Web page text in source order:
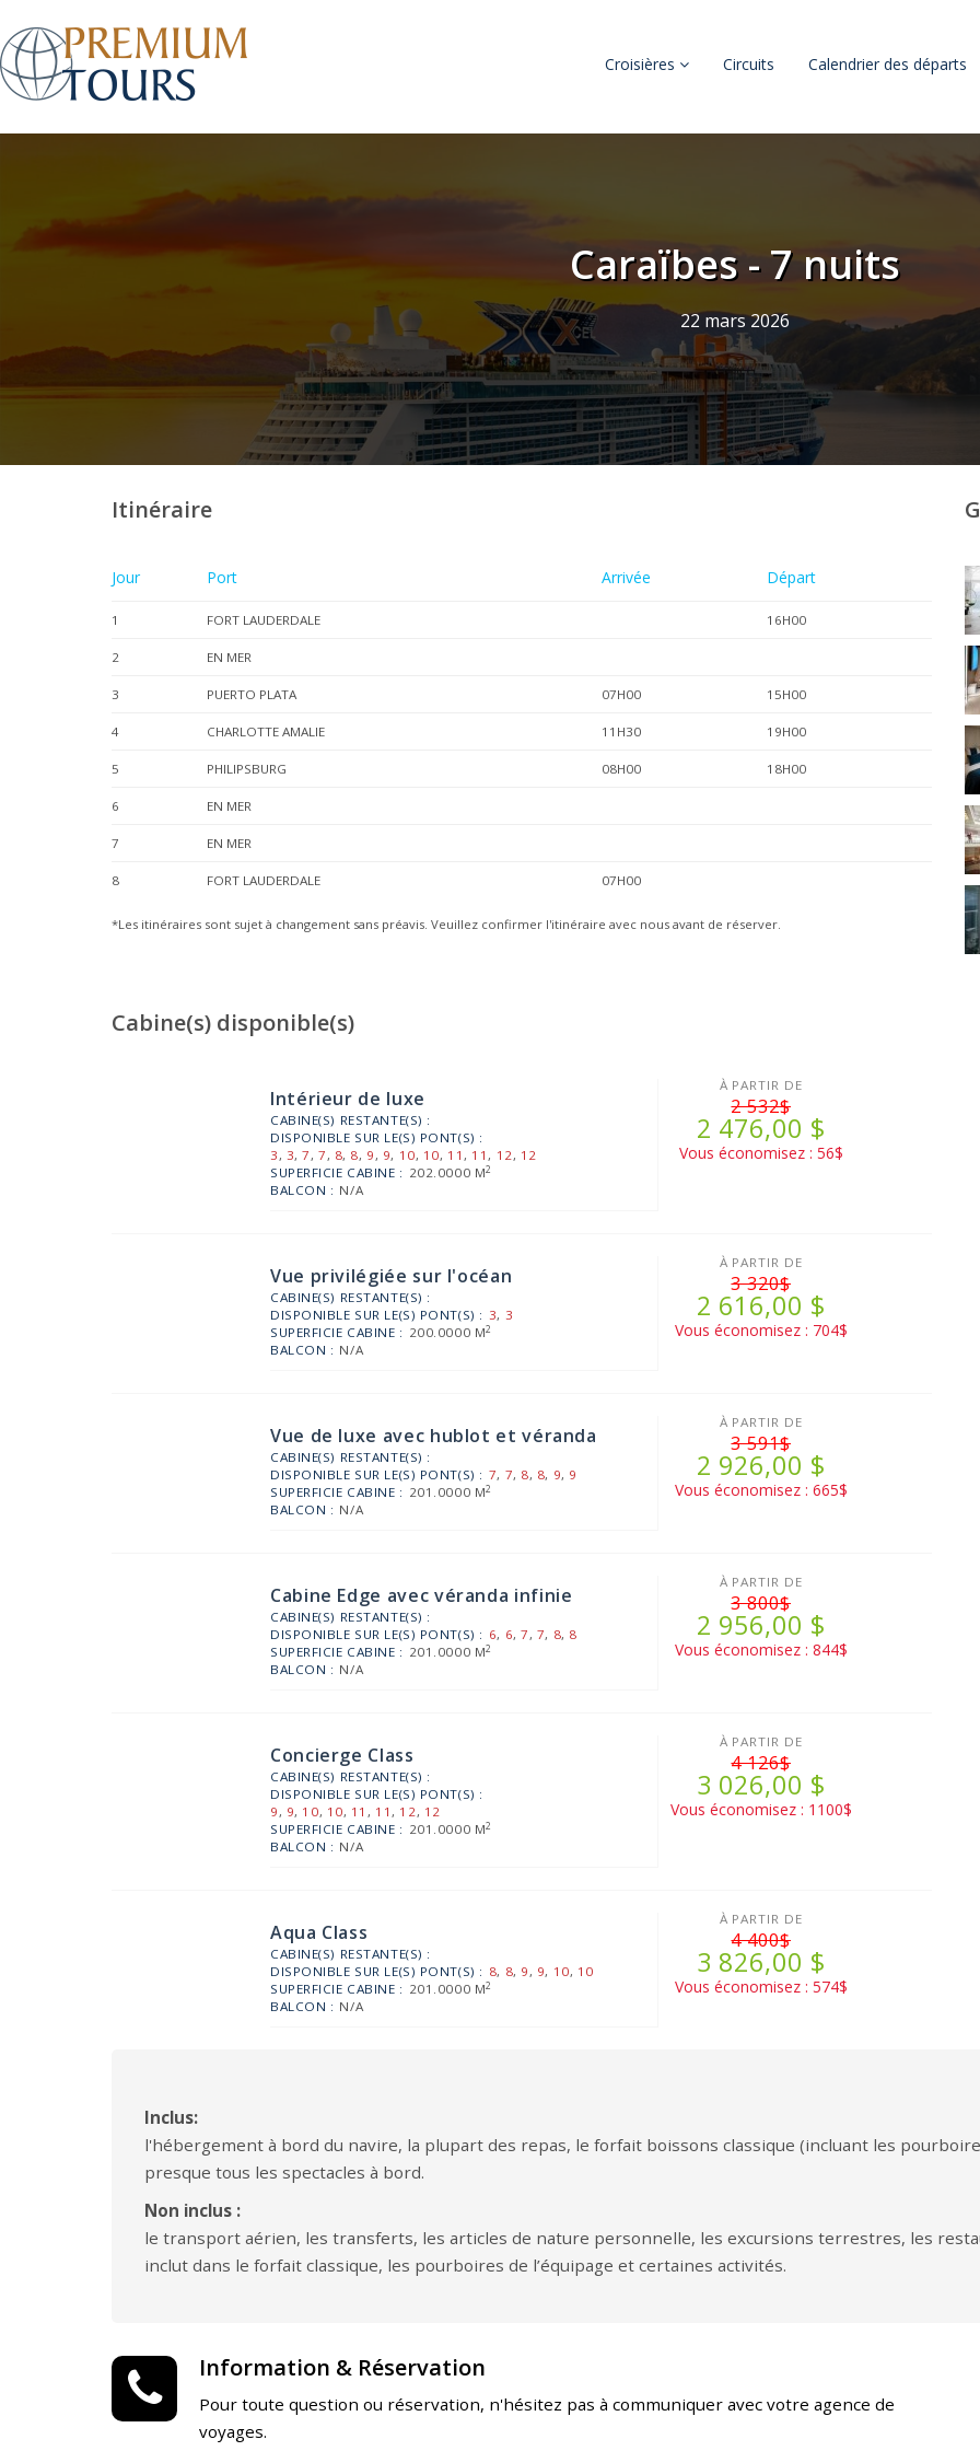
Croisières Circuits Calendrier des départs
Caraïbes - 7 nuits
22 mars 2026
Itinéraire
Jour Port Arrivée Départ
1 FORT LAUDERDALE 16H00
2 EN MER
3 PUERTO PLATA 07H00 15H00
4 CHARLOTTE AMALIE 11H30 19H00
5 PHILIPSBURG 08H00 18H00
6 EN MER
7 EN MER
8 FORT LAUDERDALE 07H00
*Les itinéraires sont sujet à changement sans préavis. Veuillez confirmer l'itinéraire avec nous avant de réserver.
Cabine(s) disponible(s)
Intérieur de luxe
CABINE(S) RESTANTE(S) :
DISPONIBLE SUR LE(S) PONT(S) :
3, 3,7,7, 8, 8, 9, 9, 10, 10, 11, 11, 12, 12
SUPERFICIE CABINE : 202.0000 M2
BALCON : N/A
À PARTIR DE
2 532$
2 476,00 $
Vous économisez : 56$
Vue privilégiée sur l'océan
CABINE(S) RESTANTE(S) :
DISPONIBLE SUR LE(S) PONT(S) : 3, 3
SUPERFICIE CABINE : 200.0000 M2
BALCON : N/A
À PARTIR DE
3 320$
2 616,00 $
Vous économisez : 704$
Vue de luxe avec hublot et véranda
CABINE(S) RESTANTE(S) :
DISPONIBLE SUR LE(S) PONT(S) : 7, 7, 8, 8, 9, 9
SUPERFICIE CABINE : 201.0000 M2
BALCON : N/A
À PARTIR DE
3 591$
2 926,00 $
Vous économisez : 665$
Cabine Edge avec véranda infinie
CABINE(S) RESTANTE(S) :
DISPONIBLE SUR LE(S) PONT(S) : 6, 6,7, 7, 8, 8
SUPERFICIE CABINE : 201.0000 M2
BALCON : N/A
À PARTIR DE
3 800$
2 956,00 $
Vous économisez : 844$
Concierge Class
CABINE(S) RESTANTE(S) :
DISPONIBLE SUR LE(S) PONT(S) :
9, 9, 10, 10, 11 , 11, 12, 12
SUPERFICIE CABINE : 201.0000 M2
BALCON : N/A
À PARTIR DE
4 126$
3 026,00 $
Vous économisez : 1100$
Aqua Class
CABINE(S) RESTANTE(S) :
DISPONIBLE SUR LE(S) PONT(S) : 8, 8, 9, 9, 10, 10
SUPERFICIE CABINE : 201.0000 M2
BALCON : N/A
À PARTIR DE
4 400$
3 826,00 $
Vous économisez : 574$
Inclus:
l'hébergement à bord du navire, la plupart des repas, le forfait boissons classique (incluant les
presque tous les spectacles à bord.
Non inclus :
le transport aérien, les transferts, les articles de nature personnelle, les excursions terrestres, les
inclut dans le forfait classique, les pourboires de l’équipage et certaines activités.
Information & Réservation
Pour toute question ou réservation, n'hésitez pas à communiquer avec votre agence de
voyages.